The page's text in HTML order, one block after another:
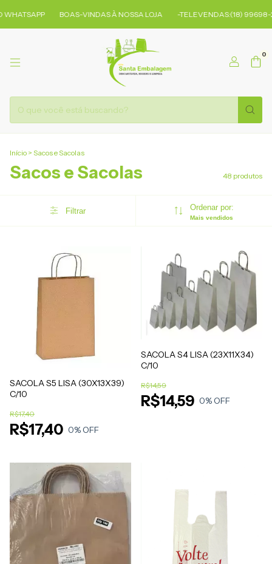
BOAS-VINDAS À NOSSA LOJA -TELEVENDAS:(18) 99698-2107
0
Início > Sacos e Sacolas
Sacos e Sacolas 48 produtos
Filtrar Ordenar por:
Mais vendidos
SACOLA S5 LISA (30X13X39)
C/10
R$17,40
R$17,40
0% OFF
SACOLA S4 LISA (23X11X34)
C/10
R$14,59
R$14,59
0% OFF